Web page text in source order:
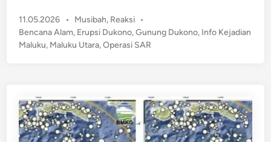
u
n
i
m
a
A
R
D
i
11.05.2026 •
P
o
s
i
n
Musibah, Reaksi •
Bencana Alam, Erupsi Dukono,Gunung Dukono, Info Kejadian
Maluku, Maluku Utara,Operasi SAR